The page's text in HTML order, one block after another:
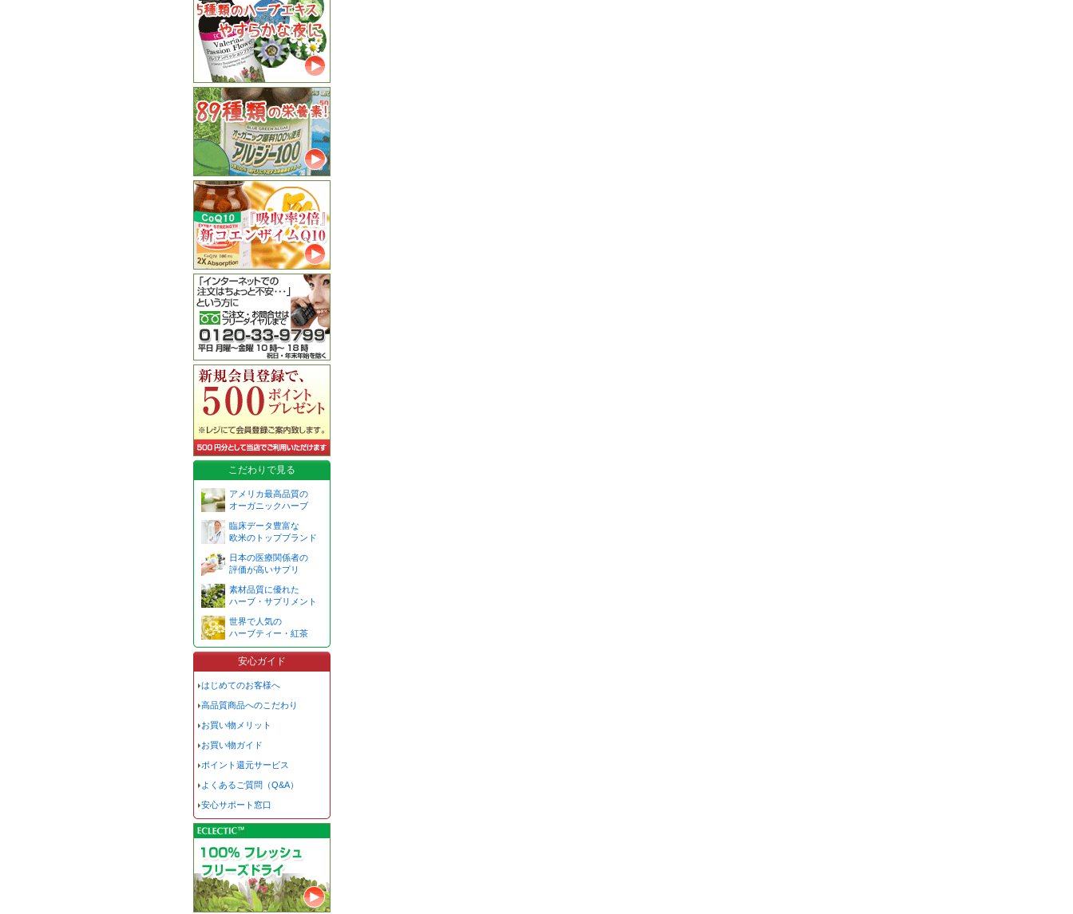
こだわりで見る
アメリカ最高品質の
オーガニックハーブ
臨床データ豊富な
欧米のトップブランド
日本の医療関係者の
評価が高いサプリ
素材品質に優れた
ハーブ・サプリメント
世界で人気の
ハーブティー・紅茶
安心ガイド
はじめてのお客様へ
高品質商品へのこだわり
お買い物メリット
お買い物ガイド
ポイント還元サービス
よくあるご質問（Q&A）
安心サポート窓口